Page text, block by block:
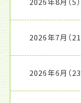
2026年8月 （5）
2026年7月 （21
2026年6月 （23